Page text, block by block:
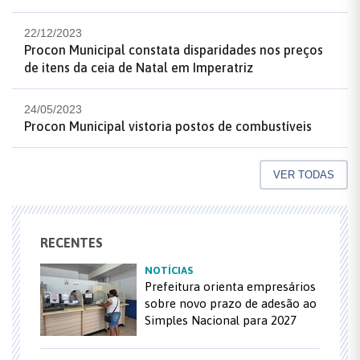
22/12/2023
Procon Municipal constata disparidades nos preços
de itens da ceia de Natal em Imperatriz
24/05/2023
Procon Municipal vistoria postos de combustíveis
VER TODAS
RECENTES
NOTÍCIAS
Prefeitura orienta empresários
sobre novo prazo de adesão ao
Simples Nacional para 2027